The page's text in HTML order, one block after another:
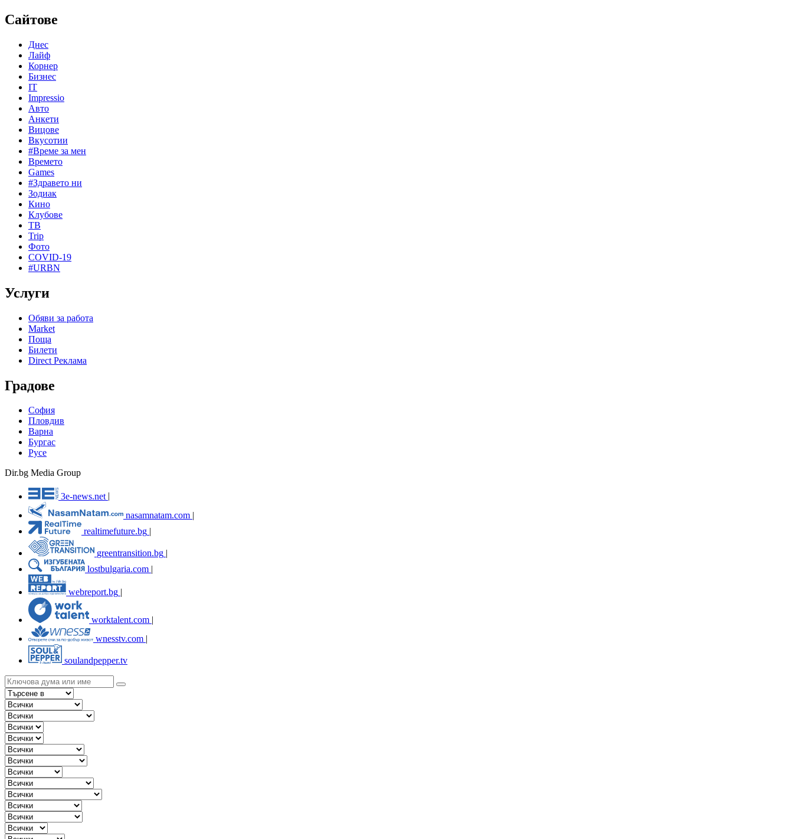
Сайтове
Днес
Лайф
Корнер
Бизнес
IT
Impressio
Авто
Анкети
Вицове
Вкусотии
#Време за мен
Времето
Games
#Здравето ни
Зодиак
Кино
Клубове
ТВ
Trip
Фото
COVID-19
#URBN
Услуги
Обяви за работа
Market
Поща
Билети
Direct Реклама
Градове
София
Пловдив
Варна
Бургас
Русе
Dir.bg Media Group
3e-news.net
nasamnatam.com |
realtimefuture.bg |
greentransition.bg |
lostbulgaria.com |
webreport.bg
worktalent.com |
wnesstv.com |
soulandpepper.tv